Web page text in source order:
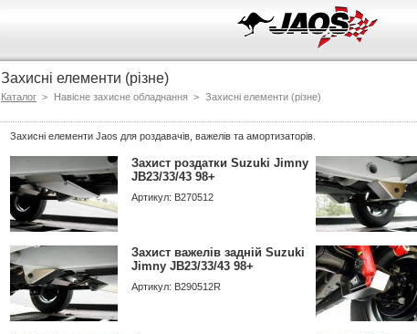
Захисні елементи (різне)
Каталог > Навісне захисне обладнання > Захисні елементи (різне)
Захисні елементи Jaos для роздавачів, важелів та амортизаторів.
Захист роздатки Suzuki Jimny
JB23/33/43 98+
Артикул: B270512
Захист важелів задній Suzuki
Jimny JB23/33/43 98+
Артикул: B290512R